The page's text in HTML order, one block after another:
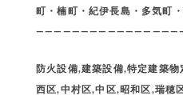
町・楠町・紀伊長島・多気町
防火設備,建築設備,特定建築
西区,中村区,中区,昭和区,瑞穂